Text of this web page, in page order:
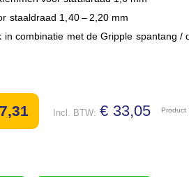
1,6 mm (20
staaldraad 1,40 – 2,20 mm
in combinatie met de Gripple spantang /
€ 33,05 Product